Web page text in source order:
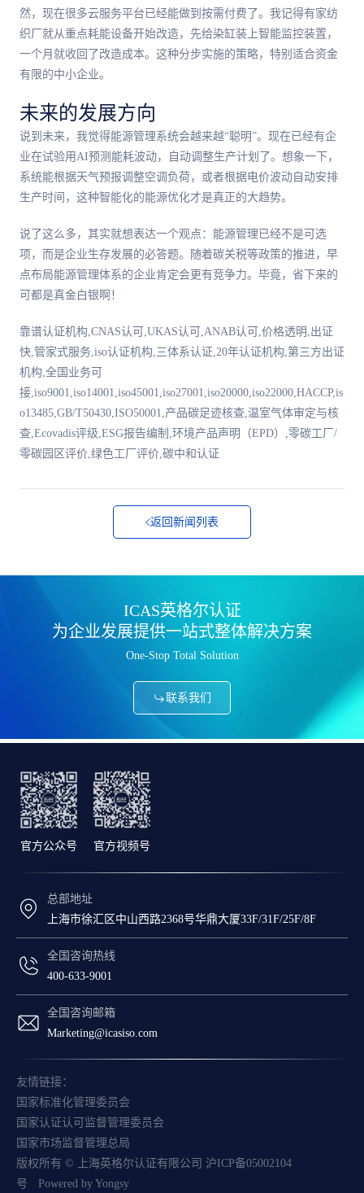
然，现在很多云服务平台已经能做到按需付费了。我记得有家纺
织厂就从重点耗能设备开始改造，先给染缸装上智能监控装置，
一个月就收回了改造成本。这种分步实施的策略，特别适合资金
有限的中小企业。
未来的发展方向
说到未来，我觉得能源管理系统会越来越“聪明”。现在已经有企
业在试验用AI预测能耗波动，自动调整生产计划了。想象一下，
系统能根据天气预报调整空调负荷，或者根据电价波动自动安排
生产时间，这种智能化的能源优化才是真正的大趋势。
说了这么多，其实就想表达一个观点：能源管理已经不是可选
项，而是企业生存发展的必答题。随着碳关税等政策的推进，早
点布局能源管理体系的企业肯定会更有竞争力。毕竟，省下来的
可都是真金白银啊！
靠谱认证机构,CNAS认可,UKAS认可,ANAB认可,价格透明,出证
快,管家式服务,iso认证机构,三体系认证,20年认证机构,第三方出证
机构,全国业务可
接,iso9001,iso14001,iso45001,iso27001,iso20000,iso22000,HACCP,is
o13485,GB/T50430,ISO50001,产品碳足迹核查,温室气体审定与核
查,Ecovadis评级,ESG报告编制,环境产品声明（EPD）,零碳工厂/
零碳园区评价,绿色工厂评价,碳中和认证
返回新闻列表
ICAS英格尔认证
为企业发展提供一站式整体解决方案
One-Stop Total Solution
联系我们
官方公众号 官方视频号
总部地址
上海市徐汇区中山西路2368号华鼎大厦33F/31F/25F/8F
全国咨询热线
400-633-9001
全国咨询邮箱
Marketing@icasiso.com
友情链接：
国家标准化管理委员会
国家认证认可监督管理委员会
国家市场监督管理总局
版权所有 © 上海英格尔认证有限公司 沪ICP备05002104
号
Powered by Yongsy